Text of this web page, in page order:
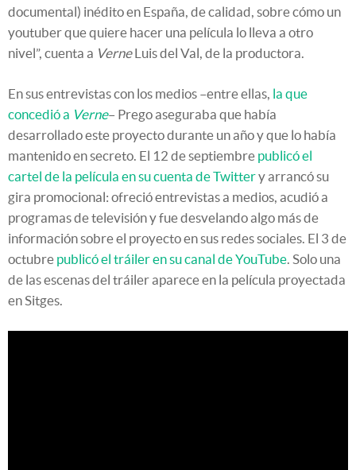
documental) inédito en España, de calidad, sobre cómo un
youtuber que quiere hacer una película lo lleva a otro
nivel”, cuenta a VerneLuis del Val, de la productora.
En sus entrevistas con los medios –entre ellas, la que
concedió a Verne– Prego aseguraba que había
desarrollado este proyecto durante un año y que lo había
mantenido en secreto. El 12 de septiembre publicó el
cartel de la película en su cuenta de Twittery arrancó su
gira promocional: ofreció entrevistas a medios, acudió a
programas de televisión y fue desvelando algo más de
información sobre el proyecto en sus redes sociales. El 3 de
octubre publicó el tráiler en su canal de YouTube. Solo una
de las escenas del tráiler aparece en la película proyectada
en Sitges.